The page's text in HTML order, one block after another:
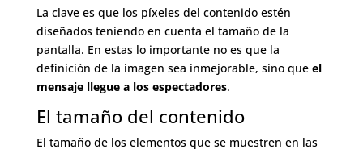
La clave es que los píxeles del contenido estén
diseñados teniendo en cuenta el tamaño de la
pantalla. En estas lo importante no es que la
definición de la imagen sea inmejorable, sino queel
mensaje llegue a los espectadores.
El tamaño del contenido
El tamaño de los elementos que se muestren en las